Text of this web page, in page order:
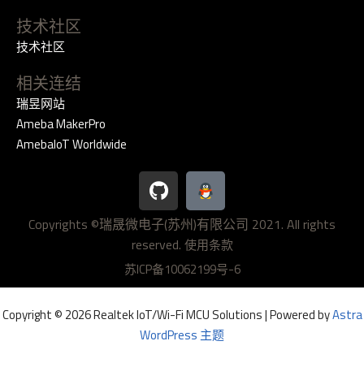
技术社区
技术社区
相关连结
瑞昱网站
Ameba MakerPro
AmebaIoT Worldwide
G
i
t
h
u
b
Copyrights ©瑞晟微电子(苏州)有限公司 2021. All rights
reserved. 使用条款
苏ICP备10062199号-6
Copyright © 2026 Realtek IoT/Wi-Fi MCU Solutions | Powered byAstra
WordPress 主题